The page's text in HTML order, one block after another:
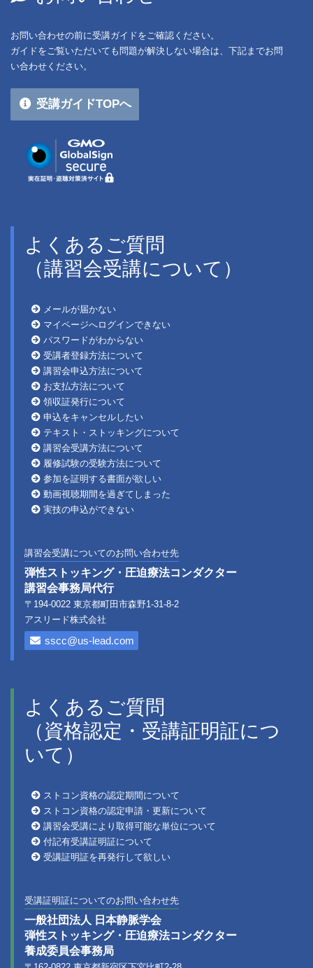
お問い合わせの前に受講ガイドをご確認ください。
ガイドをご覧いただいても問題が解決しない場合は、下記までお問
い合わせください。
受講ガイドTOPへ
よくあるご質問
（講習会受講について）
メールが届かない
マイページへログインできない
パスワードがわからない
受講者登録方法について
講習会申込方法について
お支払方法について
領収証発行について
申込をキャンセルしたい
テキスト・ストッキングについて
講習会受講方法について
履修試験の受験方法について
参加を証明する書面が欲しい
動画視聴期間を過ぎてしまった
実技の申込ができない
講習会受講についてのお問い合わせ先
弾性ストッキング・圧迫療法コンダクター
講習会事務局代行
〒194-0022 東京都町田市森野1-31-8-2
アスリード株式会社
sscc@us-lead.com
よくあるご質問
（資格認定・受講証明証につ
いて）
ストコン資格の認定期間について
ストコン資格の認定申請・更新について
講習会受講により取得可能な単位について
付記有受講証明証について
受講証明証を再発行して欲しい
受講証明証についてのお問い合わせ先
一般社団法人 日本静脈学会
弾性ストッキング・圧迫療法コンダクター
養成委員会事務局